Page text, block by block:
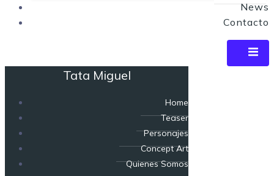
News
Contacto
Tata Miguel
Home
Teaser
Personajes
Concept Art
Quienes Somos